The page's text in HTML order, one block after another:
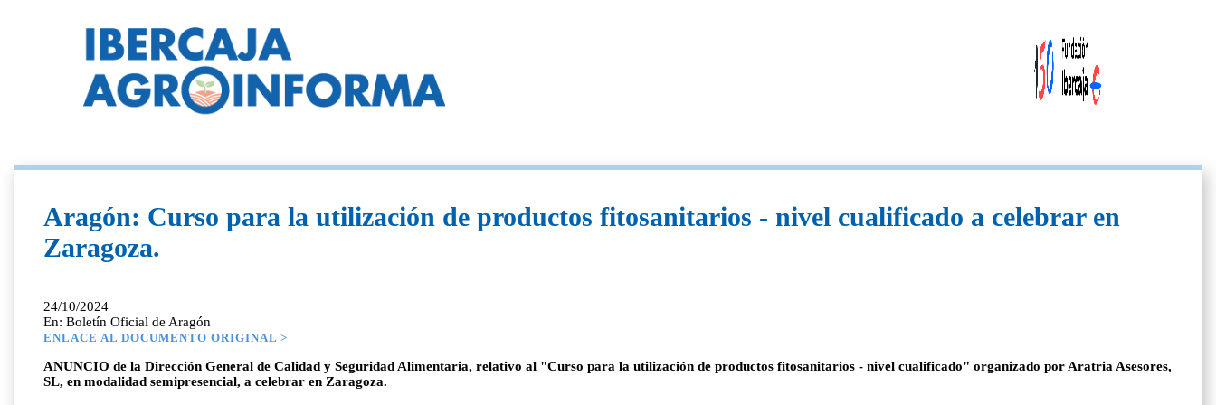
Aragón: Curso para la utilización de productos fitosanitarios - nivel cualificado a celebrar en
Zaragoza.
24/10/2024
En: Boletín Oficial de Aragón
ENLACE AL DOCUMENTO ORIGINAL >
ANUNCIO de la Dirección General de Calidad y Seguridad Alimentaria, relativo al "Curso para la utilización de productos fitosanitarios - nivel cualificado" organizado por Aratria Asesores,
SL, en modalidad semipresencial, a celebrar en Zaragoza.